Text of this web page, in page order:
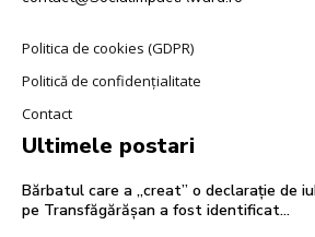
Politica de cookies (GDPR)
Politică de confidențialitate
Contact
Ultimele postari
Bărbatul care a „creat” o declarație de
pe Transfăgărășan a fost identificat…